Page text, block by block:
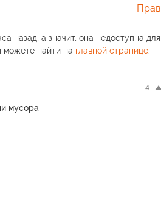
назад, а значит, она недоступна для
можете найти на главной странице.
4
мусора